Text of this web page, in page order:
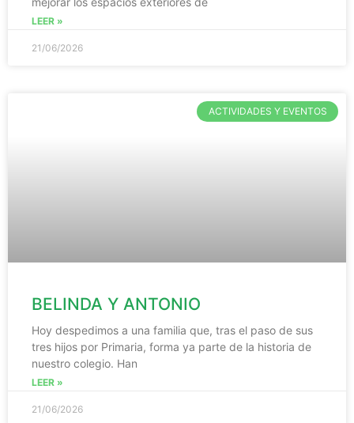
LEER »
21/06/2026
ACTIVIDADES Y EVENTOS
BELINDA Y ANTONIO
Hoy despedimos a una familia que, tras el paso de sus
tres hijos por Primaria, forma ya parte de la historia de
nuestro colegio. Han
LEER »
21/06/2026